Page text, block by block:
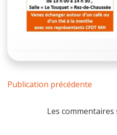
Publication précédente
Les commentaires